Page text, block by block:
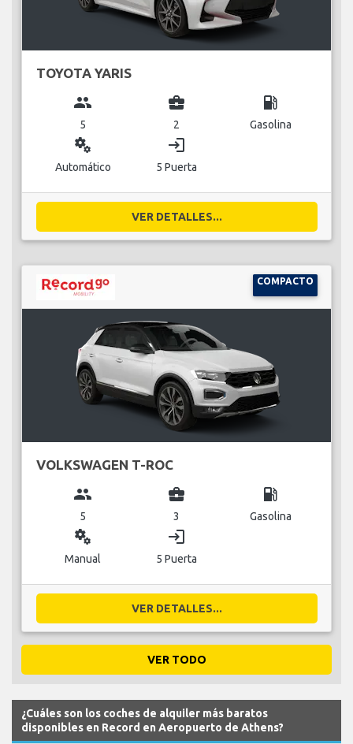
TOYOTA YARIS
group
5
business_center
2
local_gas_station
Gasolina
miscellaneous_services
Automático
login
5 Puerta
VER DETALLES...
COMPACTO
VOLKSWAGEN T-ROC
group
5
business_center
3
local_gas_station
Gasolina
miscellaneous_services
Manual
login
5 Puerta
VER DETALLES...
VER TODO
¿Cuáles son los coches de alquiler más baratos
disponibles en Record en Aeropuerto de Athens?